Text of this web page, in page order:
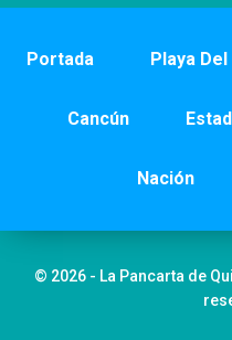
Portada Playa
Cancún
Nación
© 2026 - La Pancarta de